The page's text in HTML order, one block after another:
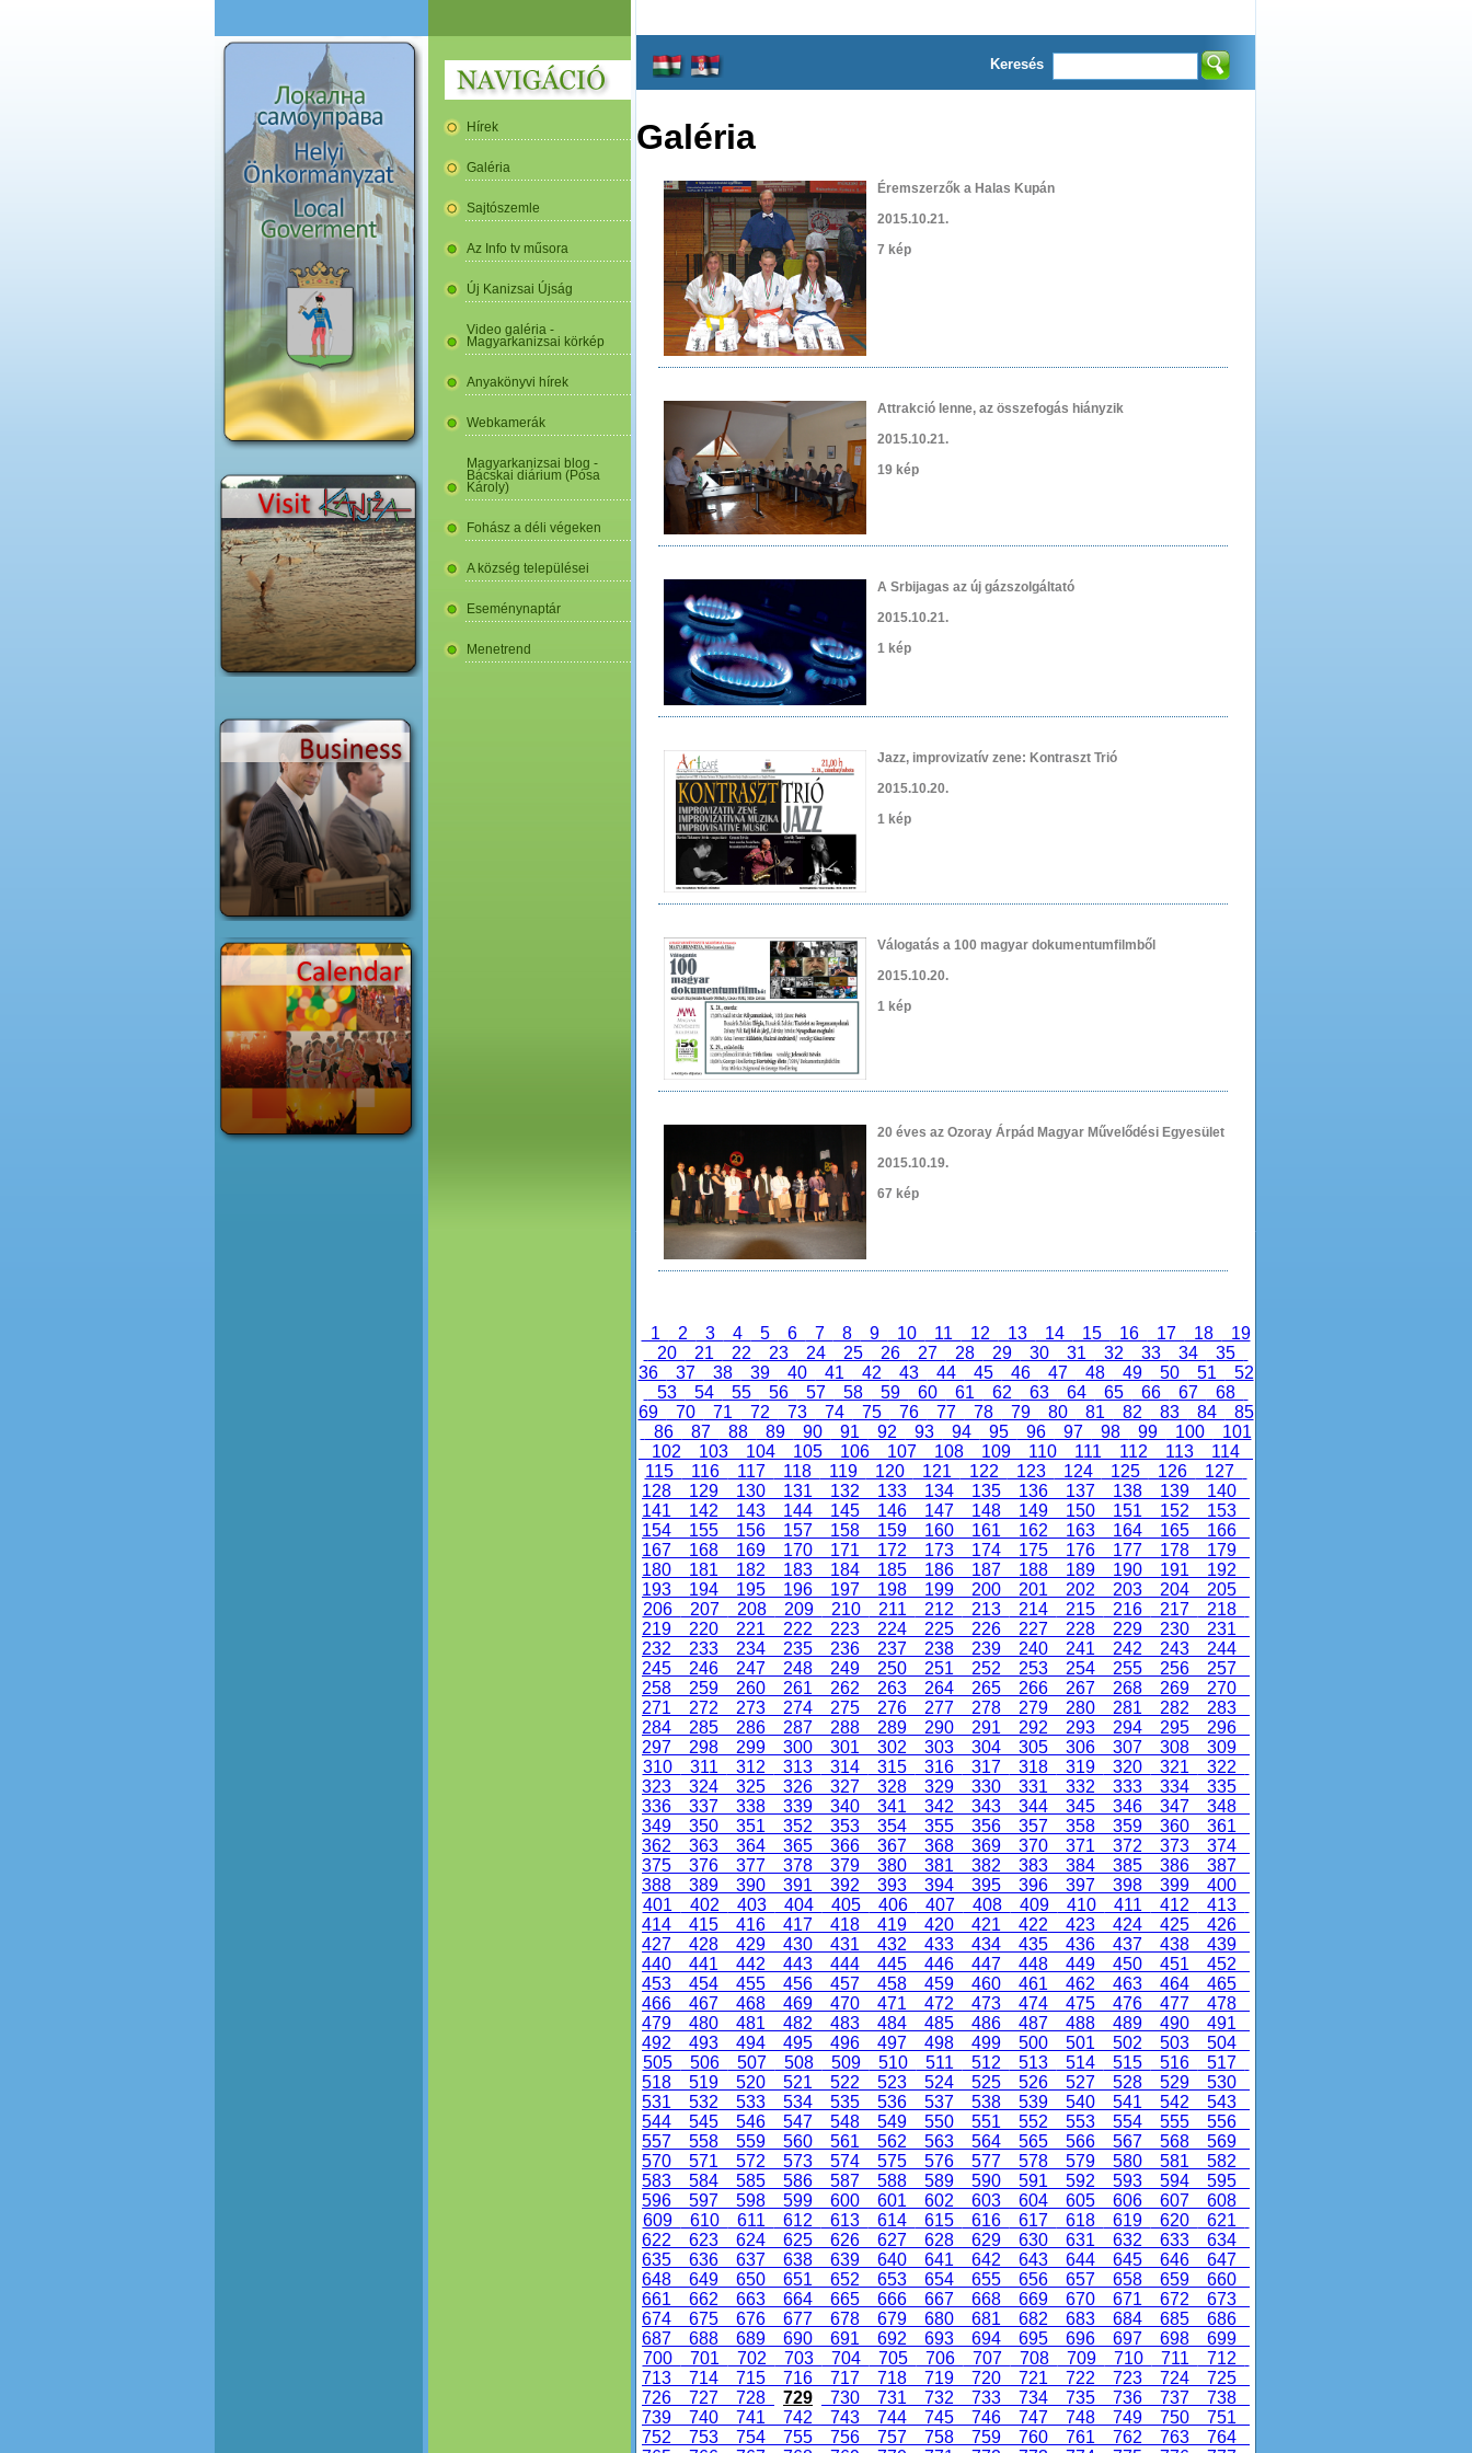
Hírek
Galéria
Sajtószemle
Az Info tv műsora
Új Kanizsai Újság
Video galéria -
Magyarkanizsai körkép
Anyakönyvi hírek
Webkamerák
Magyarkanizsai blog -
Bácskai diárium (Pósa
Károly)
Fohász a déli végeken
A község települései
Eseménynaptár
Menetrend
Keresés
Galéria
Éremszerzők a Halas Kupán
2015.10.21.
7 kép
Attrakció lenne, az összefogás hiányzik
2015.10.21.
19 kép
A Srbijagas az új gázszolgáltató
2015.10.21.
1 kép
Jazz, improvizatív zene: Kontraszt Trió
2015.10.20.
1 kép
Válogatás a 100 magyar dokumentumfilmből
2015.10.20.
1 kép
20 éves az Ozoray Árpád Magyar Művelődési Egyesület
2015.10.19.
67 kép
1 2 3 4 5 6 7 8 9 10 11 12 13 14 15 16 17 18
19
20
21 22 23 24 25 26 27 28 29 30 31 32 33 34
35
36
37 38 39 40 41 42 43 44 45 46 47 48 49 50 51
52
53
54 55 56 57 58 59 60 61 62 63 64 65 66 67
68
69
70 71 72 73 74 75 76 77 78 79 80 81 82 83 84
85
86
87 88 89 90 91 92 93 94 95 96 97 98 99 100
101
102
103 104 105 106 107 108 109 110 111 112 113
114
115
116 117 118 119 120 121 122 123 124 125 126
127
128
129 130 131 132 133 134 135 136 137 138 139
140
141
142 143 144 145 146 147 148 149 150 151 152
153
154
155 156 157 158 159 160 161 162 163 164 165
166
167
168 169 170 171 172 173 174 175 176 177 178
179
180
181 182 183 184 185 186 187 188 189 190 191
192
193
194 195 196 197 198 199 200 201 202 203 204
205
206
207 208 209 210 211 212 213 214 215 216 217
218
219
220 221 222 223 224 225 226 227 228 229 230
231
232
233 234 235 236 237 238 239 240 241 242 243
244
245
246 247 248 249 250 251 252 253 254 255 256
257
258
259 260 261 262 263 264 265 266 267 268 269
270
271
272 273 274 275 276 277 278 279 280 281 282
283
284
285 286 287 288 289 290 291 292 293 294 295
296
297
298 299 300 301 302 303 304 305 306 307 308
309
310
311 312 313 314 315 316 317 318 319 320 321
322
323
324 325 326 327 328 329 330 331 332 333 334
335
336
337 338 339 340 341 342 343 344 345 346 347
348
349
350 351 352 353 354 355 356 357 358 359 360
361
362
363 364 365 366 367 368 369 370 371 372 373
374
375
376 377 378 379 380 381 382 383 384 385 386
387
388
389 390 391 392 393 394 395 396 397 398 399
400
401
402 403 404 405 406 407 408 409 410 411 412
413
414
415 416 417 418 419 420 421 422 423 424 425
426
427
428 429 430 431 432 433 434 435 436 437 438
439
440
441 442 443 444 445 446 447 448 449 450 451
452
453
454 455 456 457 458 459 460 461 462 463 464
465
466
467 468 469 470 471 472 473 474 475 476 477
478
479
480 481 482 483 484 485 486 487 488 489 490
491
492
493 494 495 496 497 498 499 500 501 502 503
504
505
506 507 508 509 510 511 512 513 514 515 516
517
518
519 520 521 522 523 524 525 526 527 528 529
530
531
532 533 534 535 536 537 538 539 540 541 542
543
544
545 546 547 548 549 550 551 552 553 554 555
556
557
558 559 560 561 562 563 564 565 566 567 568
569
570
571 572 573 574 575 576 577 578 579 580 581
582
583
584 585 586 587 588 589 590 591 592 593 594
595
596
597 598 599 600 601 602 603 604 605 606 607
608
609
610 611 612 613 614 615 616 617 618 619 620
621
622
623 624 625 626 627 628 629 630 631 632 633
634
635
636 637 638 639 640 641 642 643 644 645 646
647
648
649 650 651 652 653 654 655 656 657 658 659
660
661
662 663 664 665 666 667 668 669 670 671 672
673
674
675 676 677 678 679 680 681 682 683 684 685
686
687
688 689 690 691 692 693 694 695 696 697 698
699
700
701 702 703 704 705 706 707 708 709 710 711
712
713
714 715 716 717 718 719 720 721 722 723 724
725
726
727 728 729 730 731 732 733 734 735 736 737
738
739
740 741 742 743 744 745 746 747 748 749 750
751
752
753 754 755 756 757 758 759 760 761 762 763
764